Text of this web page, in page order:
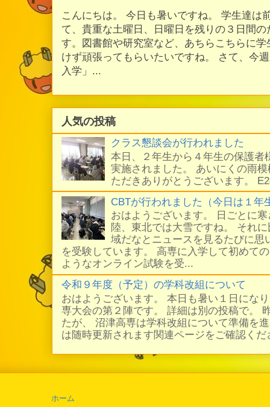
こんにちは。 今日も暑いですね。 学生達は
て、貴重な土曜日、日曜日を残りの３日間
す。図書館や研究室など、あちらこちらに
けず頑張ってもらいたいですね。 さて、今
入学」...
人気の投稿
クラス懇談会が行われました
本日、２年生から４年生の保護者
実施されました。 あいにくの雨
ただきありがとうございます。
CBTが行われました（今日は１年
おはようございます。 日ごとに
陸、東北では大雪ですね。 それ
域だなとニュースを見るたびに思
を受験しています。 高専に入学して初めて
ようなオンライン試験を受...
令和９年度（予定）の学科改組について
おはようございます。 本日も暑い１日にな
専大会の第２陣です。 詳細は別の投稿で。
たが、 沼津高専は学科改組について準備を
は随時更新されます関連ページをご確認く
ホーム